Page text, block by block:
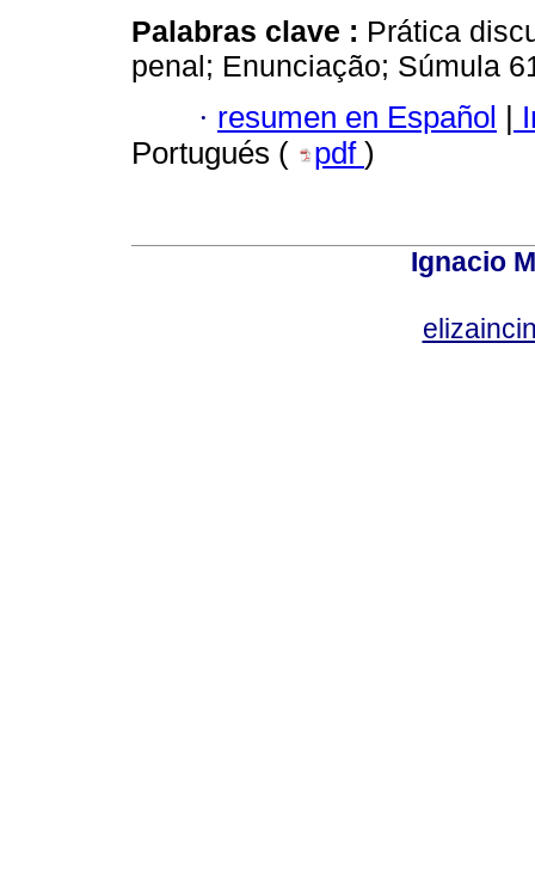
Palabras clave : Prática
penal; Enunciação; Súmula
· resumen en Español |
Portugués (
pdf )
Ignacio